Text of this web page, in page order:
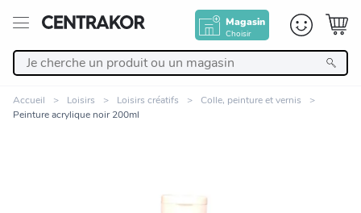
Magasin
Choisir
Accueil Loisirs Loisirs créatifs
Colle, peinture et vernis
Peinture acrylique noir 200ml